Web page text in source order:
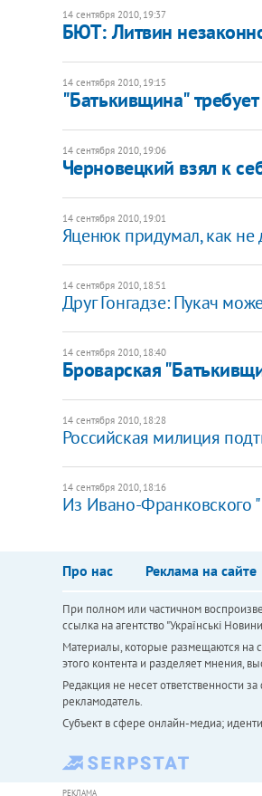
14 сентября 2010, 19:37
БЮТ: Литвин
14 сентября 2010, 19:15
"Батькивщина"
14 сентября 2010, 19:06
Черновецкий взял к
14 сентября 2010, 19:01
Яценюк придумал, как не
14 сентября 2010, 18:51
Друг Гонгадзе: Пукач
14 сентября 2010, 18:40
Броварская
14 сентября 2010, 18:28
Российская милиция
14 сентября 2010, 18:16
Из Ивано-Франковского
Про нас Реклама на сайте
При полном или частичном
ссылка на агентство "Українськi
Материалы, которые размещаются на
этого контента и разделяет мнения,
Редакция не несет ответственности
рекламодатель.
Субъект в сфере онлайн-медиа;
РЕКЛАМА